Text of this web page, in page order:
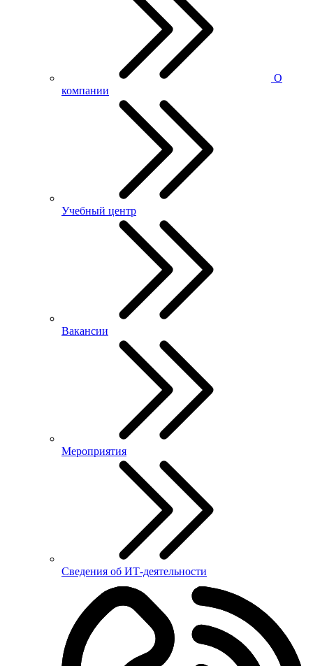
О
компании
Учебный центр
Вакансии
Мероприятия
Сведения об ИТ-деятельности